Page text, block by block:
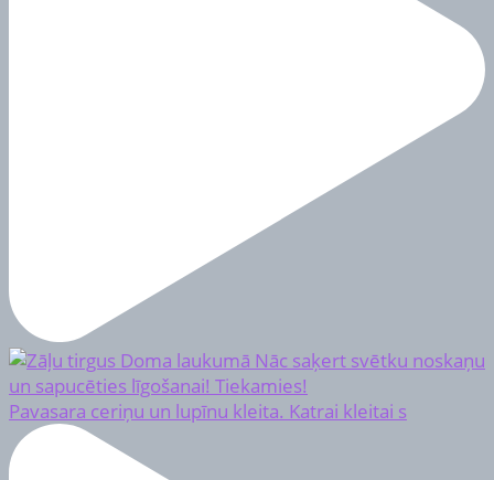
Pavasara ceriņu un lupīnu kleita. Katrai kleitai s